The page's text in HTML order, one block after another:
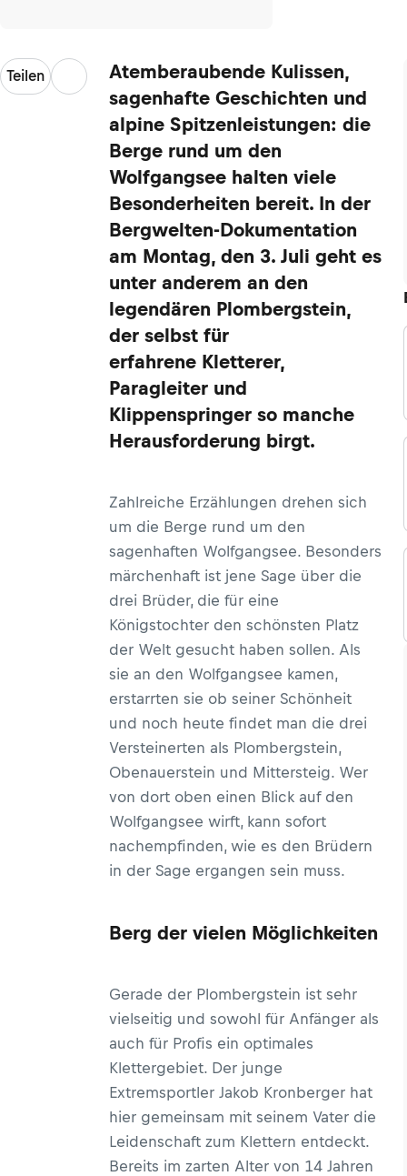
Teilen
Atemberaubende Kulissen,
sagenhafte Geschichten und
alpine Spitzenleistungen: die
Berge rund um den
Wolfgangsee halten viele
Besonderheiten bereit. In der
Bergwelten-Dokumentation
am Montag, den 3. Juli geht es
unter anderem an den
legendären Plombergstein,
der selbst für
erfahrene Kletterer,
Paragleiter und
Klippenspringer so manche
Herausforderung birgt.
Zahlreiche Erzählungen drehen sich
um die Berge rund um den
sagenhaften Wolfgangsee. Besonders
märchenhaft ist jene Sage über die
drei Brüder, die für eine
Königstochter den schönsten Platz
der Welt gesucht haben sollen. Als
sie an den Wolfgangsee kamen,
erstarrten sie ob seiner Schönheit
und noch heute findet man die drei
Versteinerten als Plombergstein,
Obenauerstein und Mittersteig. Wer
von dort oben einen Blick auf den
Wolfgangsee wirft, kann sofort
nachempfinden, wie es den Brüdern
in der Sage ergangen sein muss.
Berg der vielen Möglichkeiten
Gerade der Plombergstein ist sehr
vielseitig und sowohl für Anfänger als
auch für Profis ein optimales
Klettergebiet. Der junge
Extremsportler Jakob Kronberger hat
hier gemeinsam mit seinem Vater die
Leidenschaft zum Klettern entdeckt.
Bereits im zarten Alter von 14 Jahren